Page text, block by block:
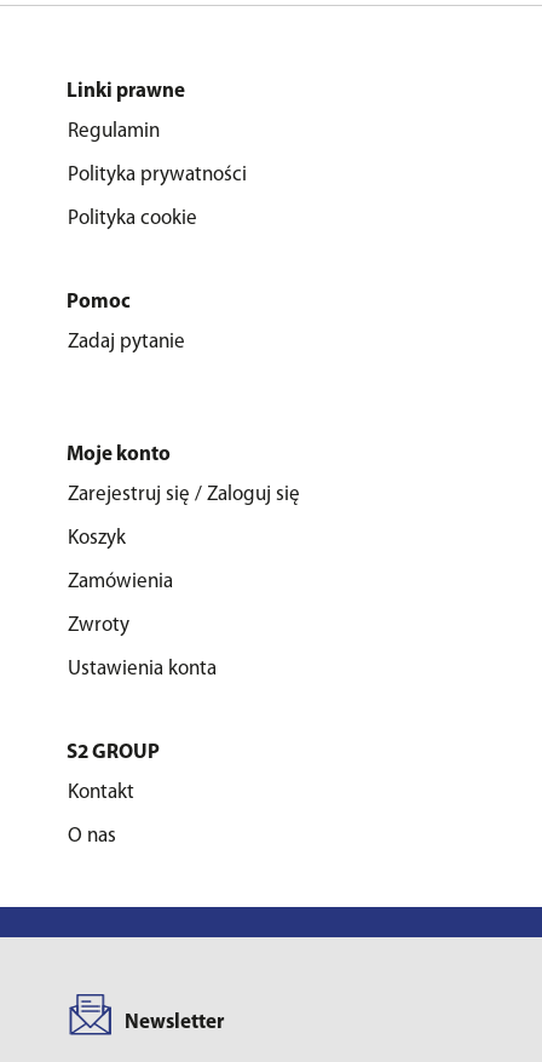
Linki prawne
Regulamin
Polityka prywatności
Polityka cookie
Pomoc
Zadaj pytanie
Moje konto
Zarejestruj się / Zaloguj się
Koszyk
Zamówienia
Zwroty
Ustawienia konta
S2 GROUP
Kontakt
O nas
Newsletter